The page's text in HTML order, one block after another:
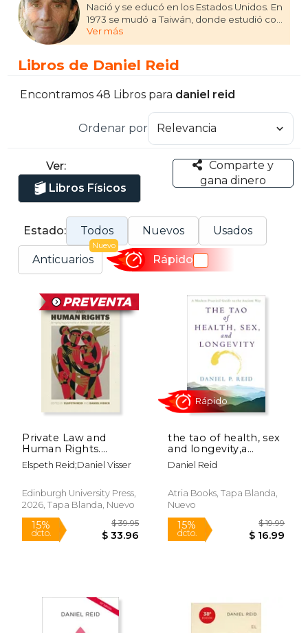
Nació y se educó en los Estados Unidos. En
1973 se mudó a Taiwán, donde estudió con
numerosos maestros taoístas. A finales de
los años ochenta se trasladó a Tailandia,
Desde 1999 vive en Australia junto con su
Ver más
Libros de Daniel Reid
Encontramos 48 Libros para daniel reid
Ordenar por
Ver:
Libros Físicos
Comparte y
gana dinero
Estado: Todos Nuevos Usados
Anticuarios
Nuevo
Rápido
Private Law and
Human Rights.
Bringing Rights
Home in Scotland
Inglés)
Elspeth Reid;Daniel Visser
Edinburgh University Press,
2026, Tapa Blanda, Nuevo
the tao of health, sex
and longevity,a
modern practical
guide to the ancient
Daniel Reid
Atria Books, Tapa Blanda,
Nuevo
15%
dcto.